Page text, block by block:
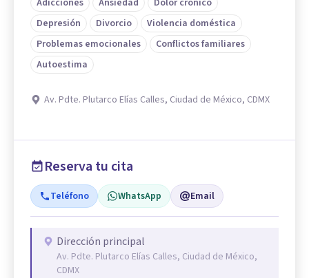
Adicciones Ansiedad
Dolor crónico
Depresión
Divorcio
Violencia doméstica
Problemas emocionales
Conflictos familiares
Autoestima
Av. Pdte. Plutarco Elías Calles, Ciudad de México, CDMX
Reserva tu cita
Teléfono WhatsApp Email
Dirección principal
Av. Pdte. Plutarco Elías Calles, Ciudad de México,
CDMX